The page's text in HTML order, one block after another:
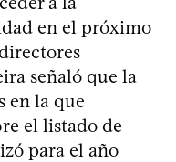
en el próximo
señaló que la
en la que
el listado de
para el año